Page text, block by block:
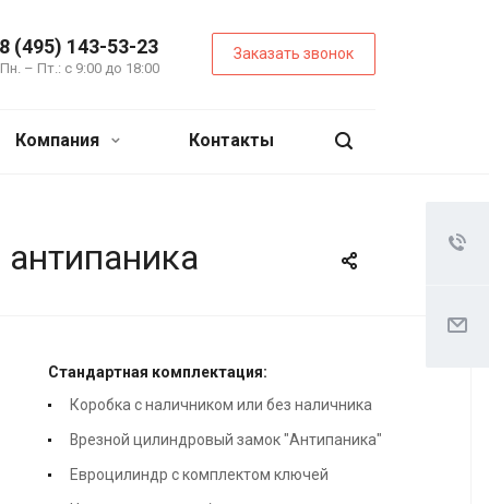
8 (495) 143-53-23
Пн. – Пт.: с 9:00 до 18:00
Заказать звонок
Компания Контакты
Стандартная комплектация:
Коробка с наличником или без наличника
Врезной цилиндровый замок "Антипаника"
Евроцилиндр с комплектом ключей